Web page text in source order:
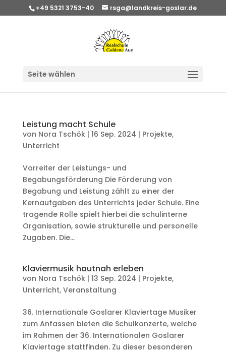
+49 5321 3753-40 rsga@landkreis-goslar.de
Seite wählen
Leistung macht Schule
von Nora Tschök| 16 Sep. 2024 | Projekte,
Unterricht
Vorreiter der Leistungs- und
Begabungsförderung Die Förderung von
Begabung und Leistung zählt zu einer der
Kernaufgaben des Unterrichts jeder Schule. Eine
tragende Rolle spielt hierbei die schulinterne
Organisation, sowie strukturelle und personelle
Zugaben. Die...
Klaviermusik hautnah erleben
von Nora Tschök| 13 Sep. 2024 | Projekte,
Unterricht, Veranstaltung
36. Internationale Goslarer Klaviertage Musiker
zum Anfassen bieten die Schulkonzerte, welche
im Rahmen der 36. Internationalen Goslarer
Klaviertage stattfinden. Zu dieser besonderen